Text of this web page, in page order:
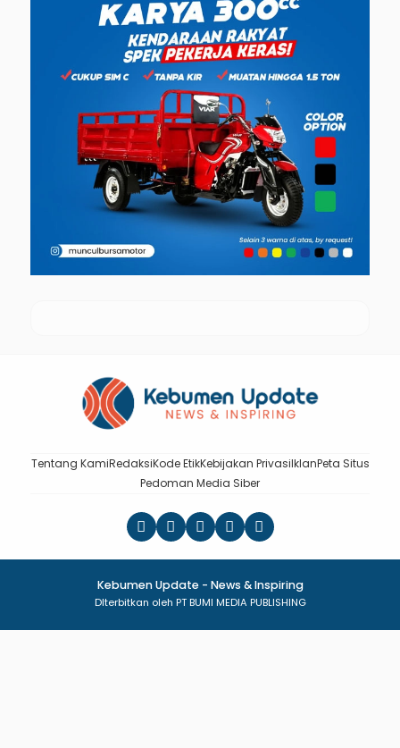
Tentang KamiRedaksiKode EtikKebijakan PrivasiIklanPeta Situs
Pedoman Media Siber
Kebumen Update - News & Inspiring
DIterbitkan oleh PT BUMI MEDIA PUBLISHING